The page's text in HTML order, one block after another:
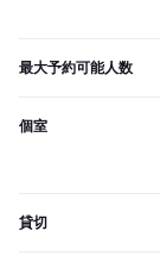
最大予約可能人数
個室
貸切